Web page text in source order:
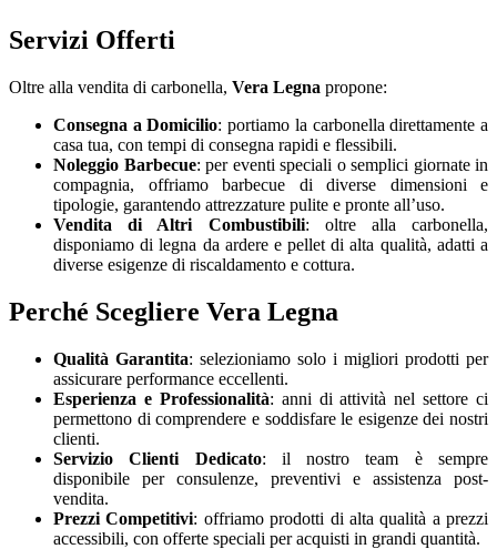
Servizi Offerti
Oltre alla vendita di carbonella, Vera Legna propone:
Consegna a Domicilio: portiamo la carbonella direttamente a
casa tua, con tempi di consegna rapidi e flessibili.
Noleggio Barbecue: per eventi speciali o semplici giornate in
compagnia, offriamo barbecue di diverse dimensioni e
tipologie, garantendo attrezzature pulite e pronte all’uso.
Vendita di Altri Combustibili: oltre alla carbonella,
disponiamo di legna da ardere e pellet di alta qualità, adatti a
diverse esigenze di riscaldamento e cottura.
Perché Scegliere Vera Legna
Qualità Garantita: selezioniamo solo i migliori prodotti per
assicurare performance eccellenti.
Esperienza e Professionalità: anni di attività nel settore ci
permettono di comprendere e soddisfare le esigenze dei nostri
clienti.
Servizio Clienti Dedicato: il nostro team è sempre
disponibile per consulenze, preventivi e assistenza post-
vendita.
Prezzi Competitivi: offriamo prodotti di alta qualità a prezzi
accessibili, con offerte speciali per acquisti in grandi quantità.